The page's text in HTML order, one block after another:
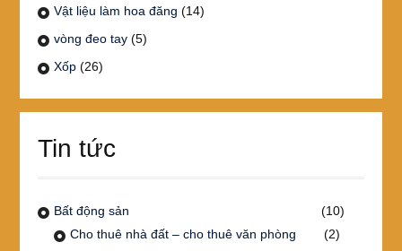
Vật liệu làm hoa đăng (14)
vòng đeo tay (5)
Xốp (26)
Tin tức
Bất động sản
(10)
Cho thuê nhà đất – cho thuê văn phòng
(2)